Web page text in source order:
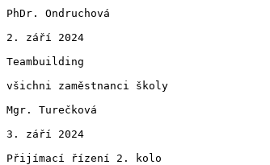
PhDr. Ondruchová
2. září 2024
Teambuilding
všichni zaměstnanci školy
Mgr. Turečková
3. září 2024
Přijímací řízení 2. kolo